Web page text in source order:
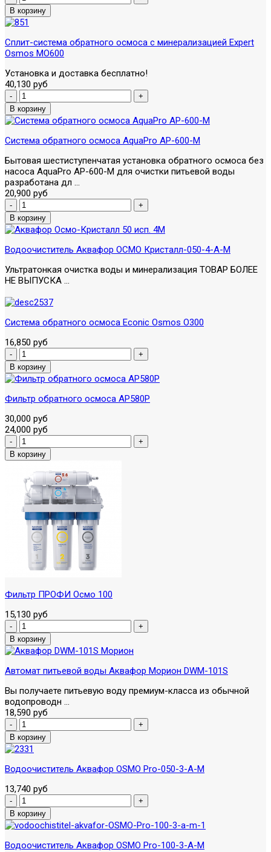
Сплит-система обратного осмоса с минерализацией Expert
Osmos MO600
Установка и доставка бесплатно!
40,130 руб
Система обратного осмоса AquaPro AP-600-M
Бытовая шестиступенчатая установка обратного осмоса без
насоса AquaPro AP-600-M для очистки питьевой воды
разработана дл ...
20,900 руб
Водоочиститель Аквафор ОСМО Кристалл-050-4-А-М
Ультратонкая очистка воды и минерализация ТОВАР БОЛЕЕ
НЕ ВЫПУСКА ...
Система обратного осмоса Econic Osmos O300
16,850 руб
Фильтр обратного осмоса AP580P
30,000 руб
24,000 руб
Фильтр ПРОФИ Осмо 100
15,130 руб
Автомат питьевой воды Аквафор Морион DWM-101S
Вы получаете питьевую воду премиум-класса из обычной
водопроводн ...
18,590 руб
Водоочиститель Аквафор OSMO Pro-050-3-А-М
13,740 руб
Водоочиститель Аквафор OSMO Pro-100-3-А-М